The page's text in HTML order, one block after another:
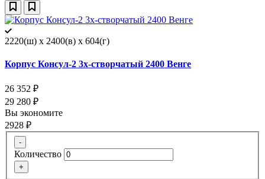
2220(ш) x 2400(в) x 604(г)
Корпус Консул-2 3х-створчатый 2400 Венге
26 352 ₽
29 280 ₽
Вы экономите
2928 ₽
-
Количество
+